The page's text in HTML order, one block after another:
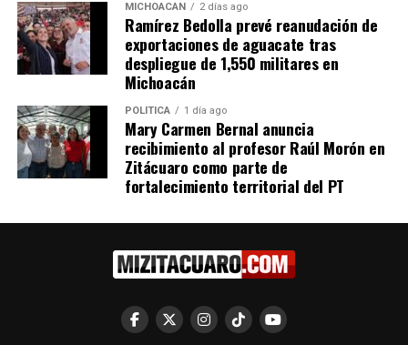
RELATED TOPICS: ARTICULO DESTACADO
UP NEXT
FGR vincula a proceso a Guillermo “N” por portación de
arma en Pátzcuaro
DON'T MISS
Dictan prisión preventiva contra Raúl “N” por portación
de arma en Uruapan
MICHOACÁN 2 días ago
Ramírez Bedolla prevé reanudación de
exportaciones de aguacate tras
despliegue de 1,550 militares en
Michoacán
POLÍTICA 1 día ago
Mary Carmen Bernal anuncia
recibimiento al profesor Raúl Morón en
Zitácuaro como parte de
fortalecimiento territorial del PT